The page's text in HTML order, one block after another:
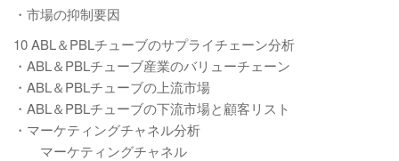
・市場の抑制要因
10 ABL＆PBLチューブのサプライチェーン分析
・ABL＆PBLチューブ産業のバリューチェーン
・ABL＆PBLチューブの上流市場
・ABL＆PBLチューブの下流市場と顧客リスト
・マーケティングチャネル分析
マーケティングチャネル